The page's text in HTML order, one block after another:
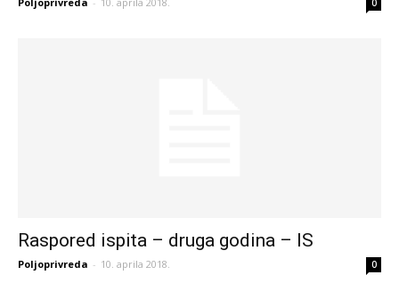
0
Raspored ispita – druga godina – IS
Poljoprivreda - 10. aprila 2018. 0